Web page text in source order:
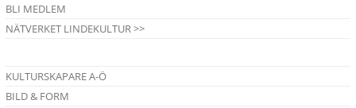
BLI MEDLEM
NÄTVERKET LINDEKULTUR >>
KULTURSKAPARE A-Ö
BILD & FORM